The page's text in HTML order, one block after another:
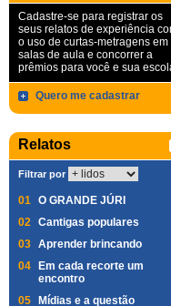
Cadastre-se para registrar os
seus relatos de experiência
o uso de curtas-metragens em
salas de aula e concorrer a
prêmios para você e sua
Quero me cadastrar
Relatos
Filtrar por
01 O GRANDE JÚRI
02 Cantigas populares
03 Aprender brincando
04
Em cada recorte um
encontro
05
Mídias e a questão